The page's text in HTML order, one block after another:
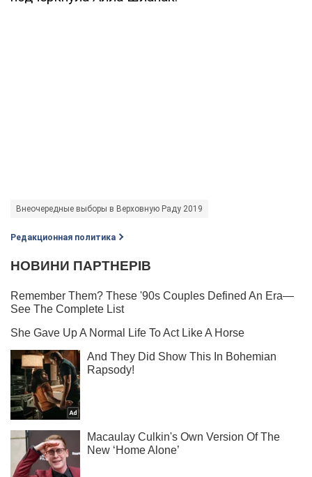
Внеочередные выборы в Верховную Раду 2019
Редакционная политика